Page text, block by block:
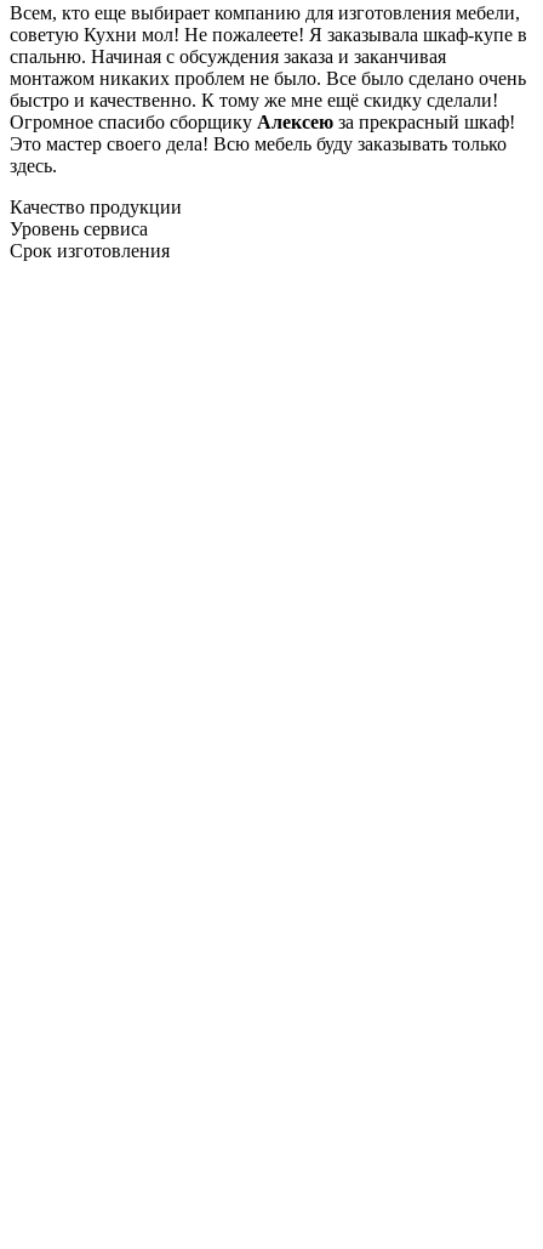
Всем, кто еще выбирает компанию для изготовления мебели,
советую Кухни мол! Не пожалеете! Я заказывала шкаф-купе в
спальню. Начиная с обсуждения заказа и заканчивая
монтажом никаких проблем не было. Все было сделано очень
быстро и качественно. К тому же мне ещё скидку сделали!
Огромное спасибо сборщику Алексею за прекрасный шкаф!
Это мастер своего дела! Всю мебель буду заказывать только
здесь.
Качество продукции
Уровень сервиса
Срок изготовления